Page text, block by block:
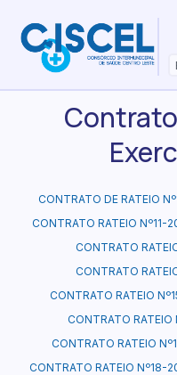
CONTRATO DE RATEIO
CONTRATO RATEIO Nº11-
CONTRATO
CONTRATO
CONTRATO RATEIO
CONTRATO RATEIO
CONTRATO RATEIO
CONTRATO RATEIO Nº18-